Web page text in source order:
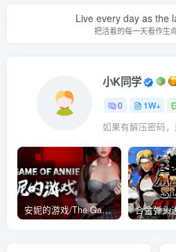
Live every day as the
把活着的每一天看作生
小K同学
0 1W+
如果有解压密码
安妮的游戏/The Game of Annie v0.99981|射击动作|容量14.6GB|免安装绿色中文版